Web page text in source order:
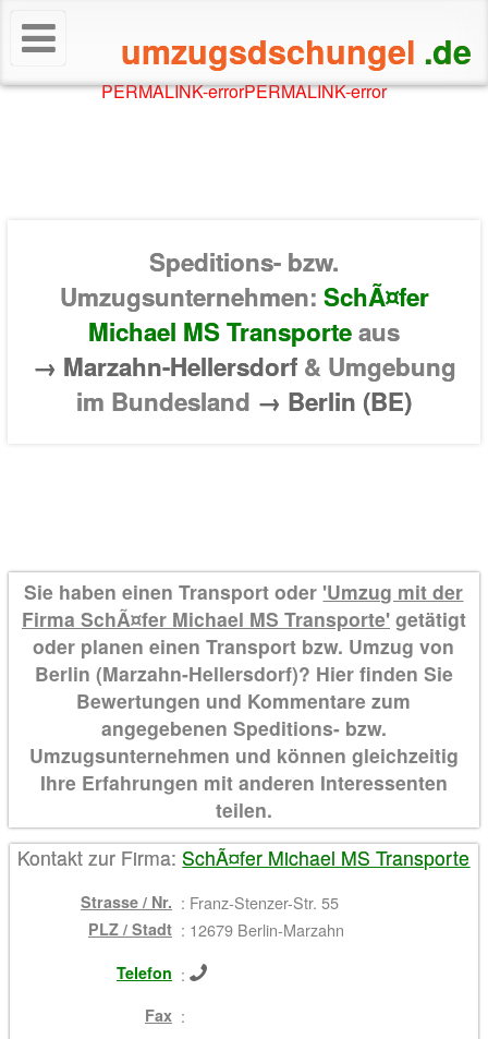
umzugsdschungel .de
PERMALINK-errorPERMALINK-error
Speditions- bzw.
Umzugsunternehmen: SchÃ¤fer
Michael MS Transporteaus
→ Marzahn-Hellersdorf & Umgebung
im Bundesland → Berlin (BE)
Sie haben einen Transport oder 'Umzug mit der
Firma SchÃ¤fer Michael MS Transporte'getätigt
oder planen einen Transport bzw. Umzug von
Berlin (Marzahn-Hellersdorf)? Hier finden Sie
Bewertungen und Kommentare zum
angegebenen Speditions- bzw.
Umzugsunternehmen und können gleichzeitig
Ihre Erfahrungen mit anderen Interessenten
teilen.
Kontakt zur Firma: SchÃ¤fer Michael MS Transporte
Strasse / Nr. : Franz-Stenzer-Str. 55
PLZ / Stadt : 12679 Berlin-Marzahn
Telefon :
Fax :